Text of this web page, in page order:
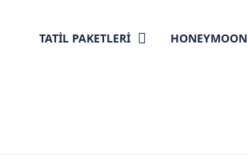
TATİL PAKETLERİ HONEYMOON